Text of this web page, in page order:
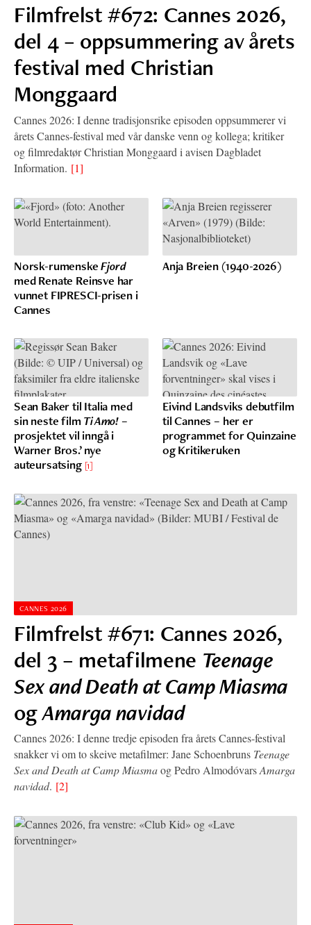
Filmfrelst #672: Cannes 2026,
del 4 – oppsummering av årets
festival med Christian
Monggaard
Cannes 2026: I denne tradisjonsrike episoden oppsummerer vi
årets Cannes-festival med vår danske venn og kollega; kritiker
og filmredaktør Christian Monggaard i avisen Dagbladet
Information. [1]
Norsk-rumenskeFjord
med Renate Reinsve har
vunnet FIPRESCI-prisen i
Cannes
Anja Breien (1940-2026)
Sean Baker til Italia med
sin neste filmTi Amo!–
prosjektet vil inngå i
Warner Bros.’ nye
auteursatsing [1]
Eivind Landsviks debutfilm
til Cannes – her er
programmet for Quinzaine
og Kritikeruken
CANNES 2026
Filmfrelst #671: Cannes 2026,
del 3 – metafilmene Teenage
Sex and Death at Camp Miasma
ogAmarga navidad
Cannes 2026: I denne tredje episoden fra årets Cannes-festival
snakker vi om to skeive metafilmer: Jane Schoenbruns Teenage
Sex and Death at Camp Miasmaog Pedro AlmodóvarsAmarga
navidad. [2]